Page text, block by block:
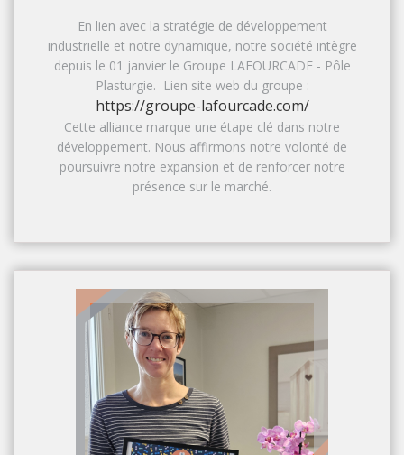
En lien avec la stratégie de développement
industrielle et notre dynamique, notre société intègre
depuis le 01 janvier le Groupe LAFOURCADE - Pôle
Plasturgie. Lien site web du groupe :
https://groupe-lafourcade.com/
Cette alliance marque une étape clé dans notre
développement. Nous affirmons notre volonté de
poursuivre notre expansion et de renforcer notre
présence sur le marché.